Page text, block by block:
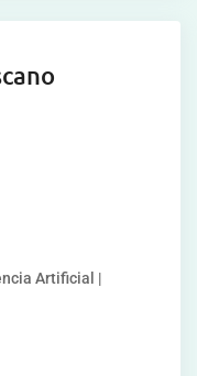
Artificial |